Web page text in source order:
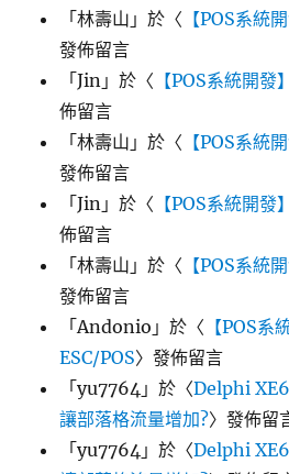
「林壽山 」於〈 【POS系統
發佈留言
「Jin 」於〈 【POS系統開發
佈留言
「林壽山 」於〈 【POS系統
發佈留言
「Jin 」於〈 【POS系統開發
佈留言
「林壽山 」於〈 【POS系統
發佈留言
「Andonio 」於〈 【POS系
ESC/POS〉發佈留言
「yu7764 」於〈Delphi
讓部落格流量增加?〉發佈留
「yu7764 」於〈Delphi